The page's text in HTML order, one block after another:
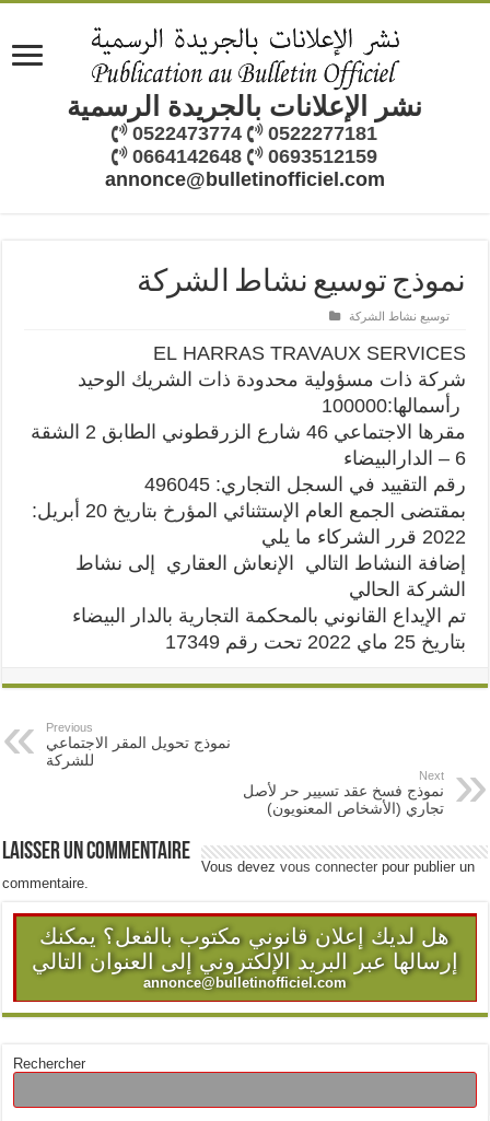
نشر الإعلانات بالجريدة الرسمية
0522473774
0522277181
0664142648
0693512159
annonce@bulletinofficiel.com
نموذج توسيع نشاط الشركة
توسيع نشاط الشركة
EL HARRAS TRAVAUX SERVICES
شركة ذات مسؤولية محدودة ذات الشريك الوحيد
رأسمالها:100000
6 – الدارالبيضاء
رقم التقييد في السجل التجاري: 496045
:بمقتضى الجمع العام الإستثنائي المؤرخ بتاريخ 20 أبريل
2022 قرر الشركاء ما يلي
الشركة الحالي
تم الإيداع القانوني بالمحكمة التجارية بالدار البيضاء
بتاريخ 25 ماي 2022 تحت رقم 17349
Previous
نموذج تحويل المقر الاجتماعي
للشركة
Next
نموذج فسخ عقد تسيير حر لأصل
تجاري (الأشخاص المعنويون)
Laisser un commentaire
Vous devezvous connecter pour publier un
commentaire.
هل لديك إعلان قانوني مكتوب بالفعل؟ يمكنك
إرسالها عبر البريد الإلكتروني إلى العنوان التالي
annonce@bulletinofficiel.com
Rechercher